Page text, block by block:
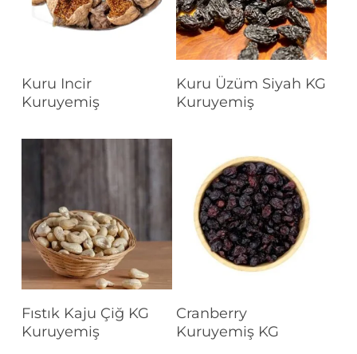
Devamını Oku
Kuru Incir
Kuruyemiş
Devamını Oku
Kuru Üzüm Siyah KG
Kuruyemiş
Devamını Oku
Fıstık Kaju Çiğ KG
Kuruyemiş
Devamını Oku
Cranberry
Kuruyemiş KG